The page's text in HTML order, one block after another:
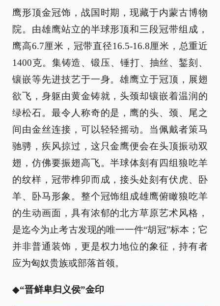
鹰形顶金冠饰，战国时期，现藏于内蒙古博物
院。由雄鹰站立的半球形顶和三段冠带组成，
鹰高6.7厘米，冠带直径16.5-16.8厘米，总重近
1400克。集铸造、锻压、锤打、抽丝、錾刻、
镶嵌等先进技艺于一身。雄鹰立于冠顶，展翅
欲飞，身躯由黄金铸就，头颈却镶嵌着温润的
绿松石。最令人称奇的是，鹰的头、颈、尾之
间由金丝连接，可以轻轻摇动。当佩戴者策马
驰骋，疾风掠过，这只金鹰便会在头顶振动双
翅，仿佛要振翅高飞。半球体刻有四组狼吃羊
的纹样，冠带榫卯而成，接头处刻有伏虎、卧
羊、卧马形象。整个冠饰组成雄鹰俯瞰狼吃羊
的生动画面，具有浓郁的北方草原艺术风格，
是迄今为止考古发现的唯一一件“胡冠”标本；它
并非普通装饰，更是权力地位的象征，持有者
应为匈奴贵族或部落首领。
◆“晋鲜卑归义侯”金印